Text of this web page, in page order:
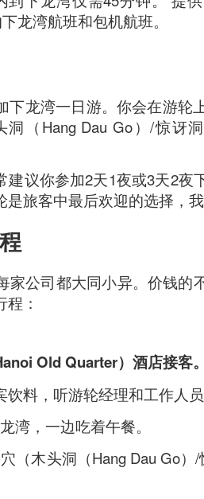
龙湾航班和包机航班。
下龙湾一日游。你会在游轮
（Hang Dau Go）/惊讶
议你参加2天1夜或3天2夜
旅客中最后欢迎的选择，我
家公司都大同小异。价钱的
：
Old Quarter）酒店接客。
料，听游轮经理和工作人员
湾，一边吃着午餐。
（木头洞（Hang Dau Go）
Singapore Style Sea Bass Fish
succulent flesh that flakes